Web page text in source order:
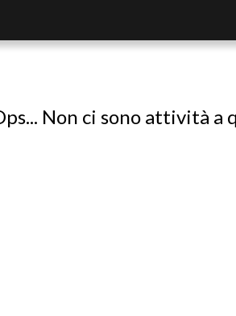
Non ci sono attività a